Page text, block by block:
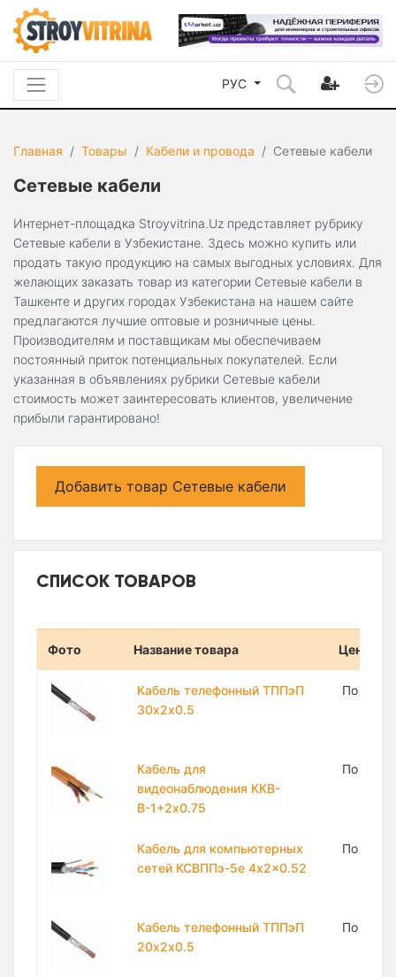
РУС
Главная Товары Кабели и провода Сетевые кабели
Сетевые кабели
Интернет-площадка Stroyvitrina.Uz представляет рубрику
Сетевые кабели в Узбекистане. Здесь можно купить или
продать такую продукцию на самых выгодных условиях. Для
желающих заказать товар из категории Сетевые кабели в
Ташкенте и других городах Узбекистана на нашем сайте
предлагаются лучшие оптовые и розничные цены.
Производителям и поставщикам мы обеспечиваем
постоянный приток потенциальных покупателей. Если
указанная в объявлениях рубрики Сетевые кабели
стоимость может заинтересовать клиентов, увеличение
прибыли гарантировано!
Добавить товар Сетевые кабели
СПИСОК ТОВАРОВ
Фото Название товара Цена
Кабель телефонный ТППэП
30х2х0.5
По
Кабель для
видеонаблюдения ККВ-
В-1+2х0.75
По
Кабель для компьютерных
сетей КСВППэ-5е 4x2x0.52
По
Кабель телефонный ТППэП
20х2х0.5
По